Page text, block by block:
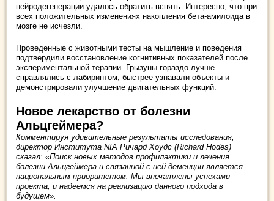
нейродегенерации удалось обратить вспять. Интересно, что при
всех положительных изменениях накопления бета-амилоида в
мозге не исчезли.
Проведенные с животными тесты на мышление и поведения
подтвердили восстановление когнитивных показателей после
экспериментальной терапии. Грызуны гораздо лучше
справлялись с лабиринтом, быстрее узнавали объекты и
демонстрировали улучшение двигательных функций.
Новое лекарство от болезни
Альцгеймера?
Комментируя удивительные результаты исследования,
директор Института NIA Ричард Хоудс (Richard Hodes)
сказал: «Поиск новых методов профилактики и лечения
болезни Альцгеймера и связанной с ней деменции является
национальным приоритетом. Мы впечатлены успехами
проекта, и надеемся на реализацию данного подхода в
будущем».